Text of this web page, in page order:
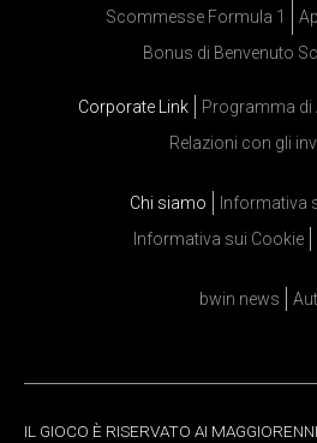
Scommesse Formula 1
Bonus di Benvenuto
Corporate Link Programma di
Relazioni con gli
Chi siamo
Informativa
Informativa sui Cookie
bwin news
IL GIOCO È RISERVATO AI